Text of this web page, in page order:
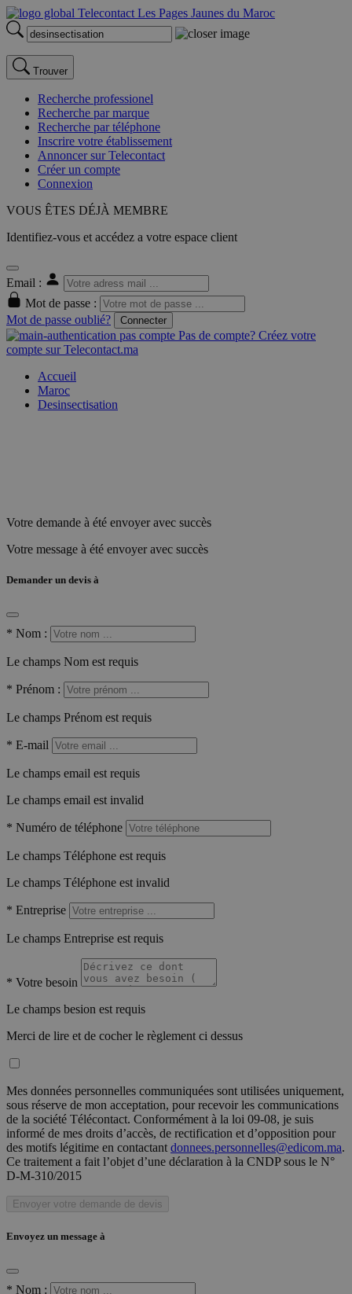
Trouver
Recherche professionel
Recherche par marque
Recherche par téléphone
Inscrire votre établissement
Annoncer sur Telecontact
Créer un compte
Connexion
VOUS ÊTES DÉJÀ MEMBRE
Identifiez-vous et accédez a votre espace client
Email :
Mot de passe :
Mot de passe oublié?
Connecter
Pas de compte? Créez votre
compte sur Telecontact.ma
Accueil
Maroc
Desinsectisation
Votre demande à été envoyer avec succès
Votre message à été envoyer avec succès
Demander un devis à
* Nom :
Le champs Nom est requis
* Prénom :
Le champs Prénom est requis
* E-mail
Le champs email est requis
Le champs email est invalid
* Numéro de téléphone
Le champs Téléphone est requis
Le champs Téléphone est invalid
* Entreprise
Le champs Entreprise est requis
* Votre besoin
Le champs besion est requis
Merci de lire et de cocher le règlement ci dessus
Mes données personnelles communiquées sont utilisées uniquement,
sous réserve de mon acceptation, pour recevoir les communications
de la société Télécontact. Conformément à la loi 09-08, je suis
informé de mes droits d’accès, de rectification et d’opposition pour
des motifs légitime en contactant donnees.personnelles@edicom.ma.
Ce traitement a fait l’objet d’une déclaration à la CNDP sous le N°
D-M-310/2015
Envoyer votre demande de devis
Envoyez un message à
* Nom :